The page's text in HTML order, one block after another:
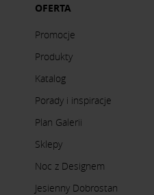
OFERTA
Promocje
Produkty
Katalog
Porady i inspiracje
Plan Galerii
Sklepy
Noc z Designem
Jesienny Dobrostan